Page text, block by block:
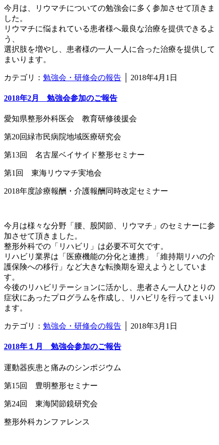
今月は、リウマチについての勉強会に多く参加させて頂きま
した。
リウマチに悩まれている患者様へ最良な治療を提供できるよ
う、
選択肢を増やし、患者様の一人一人に合った治療を提供して
まいります。
カテゴリ： 勉強会・研修会の報告 2018年4月1日
2018年2月 勉強会参加のご報告
愛知県整形外科医会 教育研修後援会
第20回緑市民病院地域医療研究会
第13回 名古屋ベイサイド整形セミナー
第1回 東海リウマチ実地会
2018年度診療報酬・介護報酬同時改定セミナー
今月は様々な分野「腰、股関節、リウマチ」のセミナーに参
加させて頂きました。
整形外科での「リハビリ」は必要不可欠です。
リハビリ業界は「医療機能の分化と連携」「維持期リハの介
護保険への移行」など大きな転換期を迎えようとしていま
す。
今後のリハビリテーションに活かし、患者さん一人ひとりの
症状にあったプログラムを作成し、リハビリを行ってまいり
ます。
カテゴリ： 勉強会・研修会の報告 2018年3月1日
2018年１月 勉強会参加のご報告
運動器疾患と痛みのシンポジウム
第15回 豊明整形セミナー
第24回 東海関節鏡研究会
整形外科カンファレンス